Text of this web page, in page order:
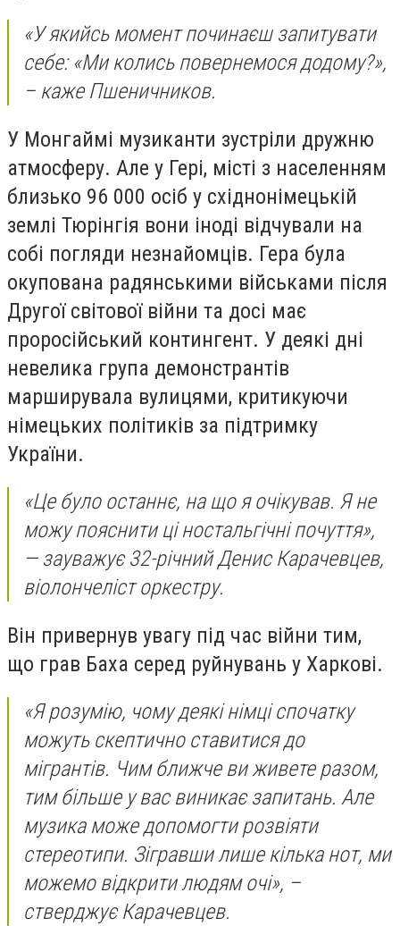
«У якийсь момент починаєш запитувати
себе: «Ми колись повернемося додому?»,
– каже Пшеничников.
У Монгаймі музиканти зустріли дружню
атмосферу. Але у Гері, місті з населенням
близько 96 000 осіб у східнонімецькій
землі Тюрінгія вони іноді відчували на
собі погляди незнайомців. Гера була
окупована радянськими військами після
Другої світової війни та досі має
проросійський контингент. У деякі дні
невелика група демонстрантів
марширувала вулицями, критикуючи
німецьких політиків за підтримку
України.
«Це було останнє, на що я очікував. Я не
можу пояснити ці ностальгічні почуття»,
— зауважує 32-річний Денис Карачевцев,
віолончеліст оркестру.
Він привернув увагу під час війни тим,
що грав Баха серед руйнувань у Харкові.
«Я розумію, чому деякі німці спочатку
можуть скептично ставитися до
мігрантів. Чим ближче ви живете разом,
тим більше у вас виникає запитань. Але
музика може допомогти розвіяти
стереотипи. Зігравши лише кілька нот, ми
можемо відкрити людям очі», –
стверджує Карачевцев.